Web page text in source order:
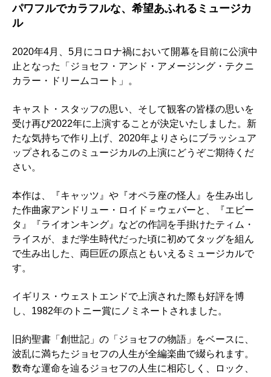
パワフルでカラフルな、希望あふれるミュージカ
ル
2020年4月、5月にコロナ禍において開幕を目前に公演中
止となった「ジョセフ・アンド・アメージング・テクニ
カラー・ドリームコート」。
キャスト・スタッフの思い、そして観客の皆様の思いを
受け再び2022年に上演することが決定いたしました。新
たな気持ちで作り上げ、2020年よりさらにブラッシュア
ップされるこのミュージカルの上演にどうぞご期待くだ
さい。
本作は、『キャッツ』や『オペラ座の怪人』を生み出し
た作曲家アンドリュー・ロイド＝ウェバーと、『エビー
タ』『ライオンキング』などの作詞を手掛けたティム・
ライスが、まだ学生時代だった頃に初めてタッグを組ん
で生み出した、両巨匠の原点ともいえるミュージカルで
す。
イギリス・ウェストエンドで上演された際も好評を博
し、1982年のトニー賞にノミネートされました。
旧約聖書「創世記」の「ジョセフの物語」をベースに、
波乱に満ちたジョセフの人生が全編楽曲で綴られます。
数奇な運命を辿るジョセフの人生に相応しく、ロック、